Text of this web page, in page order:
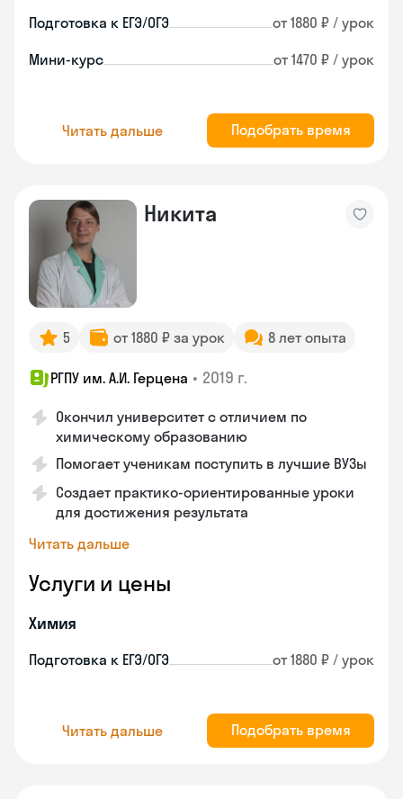
Подготовка к ЕГЭ/ОГЭ от 1880 ₽ / урок
Мини-курс от 1470 ₽ / урок
Читать дальше Подобрать время
Никита
5 от 1880 ₽ за урок 8 лет опыта
РГПУ им. А.И. Герцена • 2019 г.
Окончил университет с отличием по
химическому образованию
Помогает ученикам поступить в лучшие ВУЗы
Создает практико-ориентированные уроки
для достижения результата
Читать дальше
Услуги и цены
Химия
Подготовка к ЕГЭ/ОГЭ от 1880 ₽ / урок
Читать дальше Подобрать время